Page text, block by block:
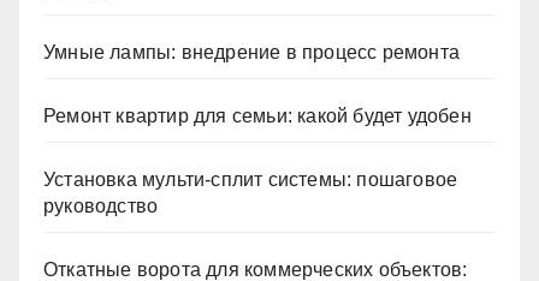
Умные лампы: внедрение в процесс ремонта
Ремонт квартир для семьи: какой будет удобен
Установка мульти-сплит системы: пошаговое
руководство
Откатные ворота для коммерческих объектов: